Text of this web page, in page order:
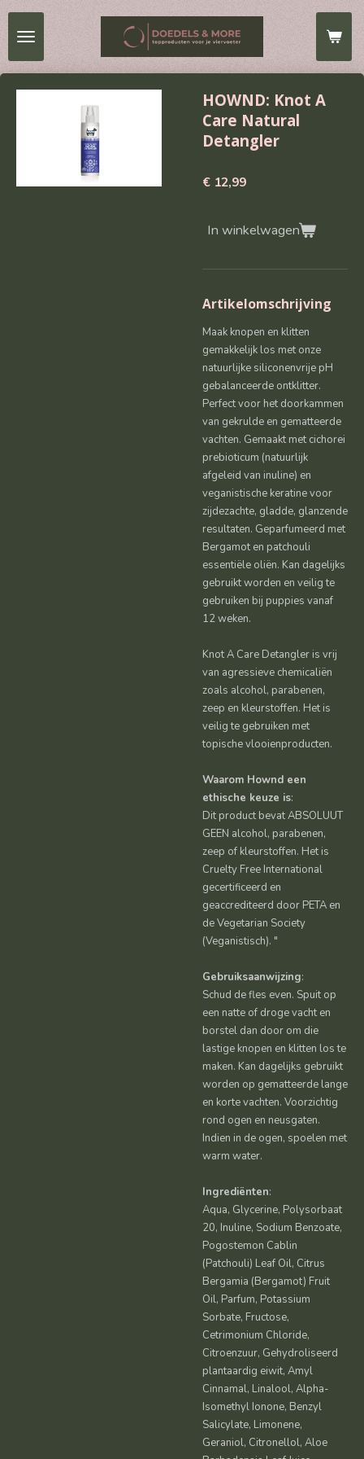
Ga
direct
hoofdinhoud
HOWND: Knot A
Care Natural
Detangler
€ 12,99
In winkelwagen
Artikelomschrijving
Maak knopen en klitten
gemakkelijk los met onze
natuurlijke siliconenvrije pH
gebalanceerde ontklitter.
Perfect voor het doorkammen
van gekrulde en gematteerde
vachten. Gemaakt met cichorei
prebioticum (natuurlijk
afgeleid van inuline) en
veganistische keratine voor
zijdezachte, gladde, glanzende
resultaten. Geparfumeerd met
Bergamot en patchouli
essentiële oliën. Kan dagelijks
gebruikt worden en veilig te
gebruiken bij puppies vanaf
12 weken.
Knot A Care Detangler is vrij
van agressieve chemicaliën
zoals alcohol, parabenen,
zeep en kleurstoffen. Het is
veilig te gebruiken met
topische vlooienproducten.
Waarom Hownd een
ethische keuze is:
Dit product bevat ABSOLUUT
GEEN alcohol, parabenen,
zeep of kleurstoffen. Het is
Cruelty Free International
gecertificeerd en
geaccrediteerd door PETA en
de Vegetarian Society
(Veganistisch). "
Gebruiksaanwijzing:
Schud de fles even. Spuit op
een natte of droge vacht en
borstel dan door om die
lastige knopen en klitten los te
maken. Kan dagelijks gebruikt
worden op gematteerde lange
en korte vachten. Voorzichtig
rond ogen en neusgaten.
Indien in de ogen, spoelen met
warm water.
Ingrediënten:
Aqua, Glycerine, Polysorbaat
20, Inuline, Sodium Benzoate,
Pogostemon Cablin
(Patchouli) Leaf Oil, Citrus
Bergamia (Bergamot) Fruit
Oil, Parfum, Potassium
Sorbate, Fructose,
Cetrimonium Chloride,
Citroenzuur, Gehydroliseerd
plantaardig eiwit, Amyl
Cinnamal, Linalool, Alpha-
Isomethyl Ionone, Benzyl
Salicylate, Limonene,
Geraniol, Citronellol, Aloe